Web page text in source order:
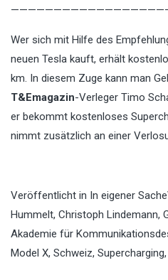
Wer sich mit Hilfe des
neuen Tesla kauft, erhält
km. In diesem Zuge kann man
T&Emagazin-Verleger Timo
er bekommt kostenloses
nimmt zusätzlich an einer
Veröffentlicht in In eigener Sache
Hummelt, Christoph Lindemann,
Akademie für
Model X, Schweiz, Supercharging,